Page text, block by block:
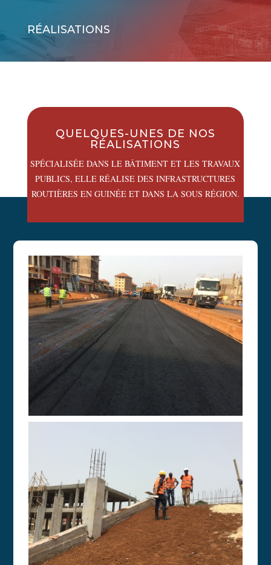
RÉALISATIONS
QUELQUES-UNES DE NOS
RÉALISATIONS
SPÉCIALISÉE DANS LE BÂTIMENT ET LES TRAVAUX
PUBLICS, ELLE RÉALISE DES INFRASTRUCTURES
ROUTIÈRES EN GUINÉE ET DANS LA SOUS RÉGION.
BTP302017